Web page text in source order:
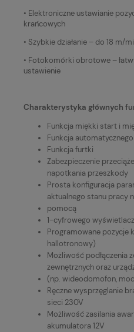
• Elektroniczne ustawianie
krańcowych
• Szybkie działanie – do 18 m/
• Fotokomórki obrotowe –
ustawienie
Charakterystyka głównych
Funkcja miękki start i
Funkcja
Funkcja furtki
Zabezpieczenie
napotkania przeszkody
Prosta konfiguracja
aktualnego stanu pracy
pomocą
1-cyfrowego
Programowane pozycje
hallotronowy)
Możliwość podłączenia
zewnętrznych oraz
(np. wideodomofon,
Ręczne wysprzęglanie
sieci 230V
Możliwość zasilania
akumulatora 12V